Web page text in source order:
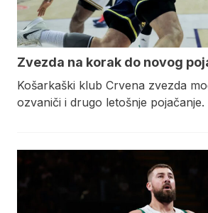
Zvezda na korak do novog
Košarkaški klub Crvena zvezda
ozvaniči i drugo letošnje pojačanje.